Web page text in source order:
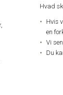
Hvad
Hvis
en
Vi
Du